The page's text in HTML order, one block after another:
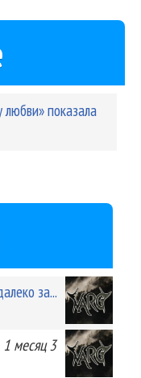
любви» показала
за...
1 месяц 3